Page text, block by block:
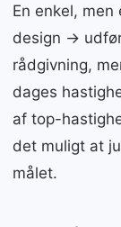
En enkel,
design →
rådgivning,
dages
af top-
det muligt at
målet.